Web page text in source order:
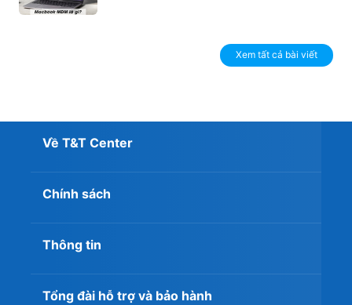
Xem tất cả bài viết
Về T&T Center
Chính sách
Thông tin
Tổng đài hỗ trợ và bảo hành